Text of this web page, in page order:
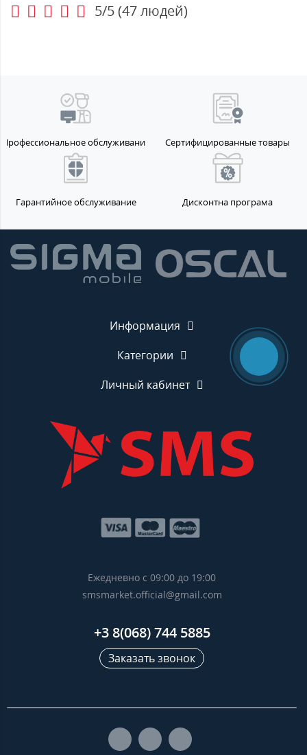
5/5(47людей)
Профессиональное обслуживание Сертифицированные товары
Гарантийное обслуживание Дисконтна програма
Информация
Категории
Личный кабинет
Ежедневно с 09:00 до 19:00
smsmarket.official@gmail.com
+3 8(068) 744 5885
Заказать звонок